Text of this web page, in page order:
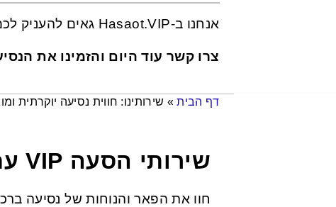
אנחנו ב-Hasaot.VIP גאים להעניק לכם חווית נסיעה שהיא פסגת הסטייל, הביטחון והיעילות.
צרו קשר עוד היום והזמינו את
דף הבית» שירותינו: חווית נסיעה יוקרתית
שירותי הסעה VIP עם מגע אישי
חוו את הפאר והנוחות של נסיעה